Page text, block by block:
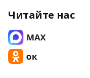
Читайте нас